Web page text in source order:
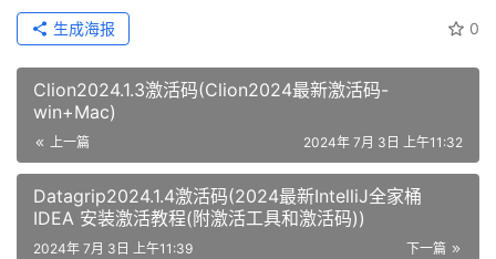
0
生成海报
Clion2024.1.3激活码(Clion2024最新激活码-
win+Mac)
上一篇 2024年 7月 3日 上午11:32
Datagrip2024.1.4激活码(2024最新IntelliJ全家桶
IDEA 安装激活教程(附激活工具和激活码))
下一篇
2024年 7月 3日 上午11:39